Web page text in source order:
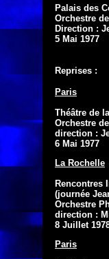
Palais des
Orchestre
Direction :
5 Mai 1977
Reprises :
Paris
Théâtre de
Orchestre
direction :
6 Mai 1977
La Rochelle
Rencontres
(journée
Orchestre
direction :
8 Juillet
Paris